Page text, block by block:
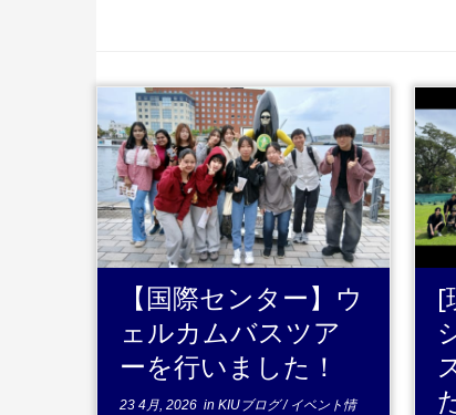
...続きを読む
【国際センター】ウ
ェルカムバスツア
ーを行いました！
23 4月, 2026 in KIUブログ/ イベント情
[